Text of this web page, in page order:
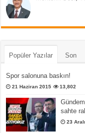
Popüler Yazılar Son
Spor salonuna baskın!
21 Haziran 2015 13,802
sahte
23